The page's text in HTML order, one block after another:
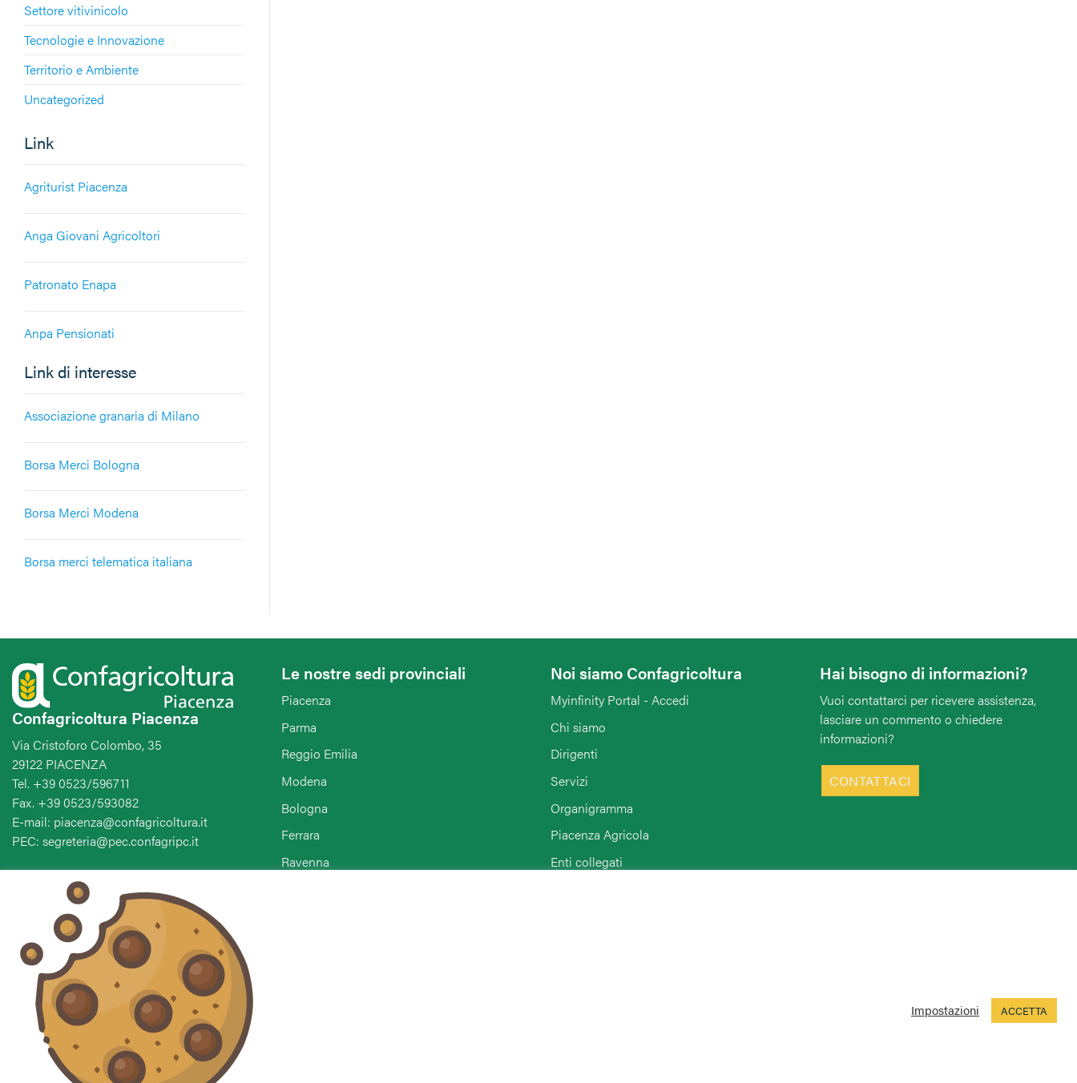
Settore vitivinicolo
Tecnologie e Innovazione
Territorio e Ambiente
Uncategorized
Link
Agriturist Piacenza
Anga Giovani Agricoltori
Patronato Enapa
Anpa Pensionati
Link di interesse
Associazione granaria di Milano
Borsa Merci Bologna
Borsa Merci Modena
Borsa merci telematica italiana
Confagricoltura Piacenza
Via Cristoforo Colombo, 35
29122 PIACENZA
Tel. +39 0523/596711
Fax. +39 0523/593082
E-mail: piacenza@confagricoltura.it
PEC: segreteria@pec.confagripc.it
Le nostre sedi provinciali
Piacenza
Parma
Reggio Emilia
Modena
Bologna
Ferrara
Ravenna
Noi siamo Confagricoltura
Myinfinity Portal - Accedi
Chi siamo
Dirigenti
Servizi
Organigramma
Piacenza Agricola
Enti collegati
Hai bisogno di informazioni?
Vuoi contattarci per ricevere assistenza,
lasciare un commento o chiedere
informazioni?
CONTATTACI
Seguici sui social
Impostazioni ACCETTA